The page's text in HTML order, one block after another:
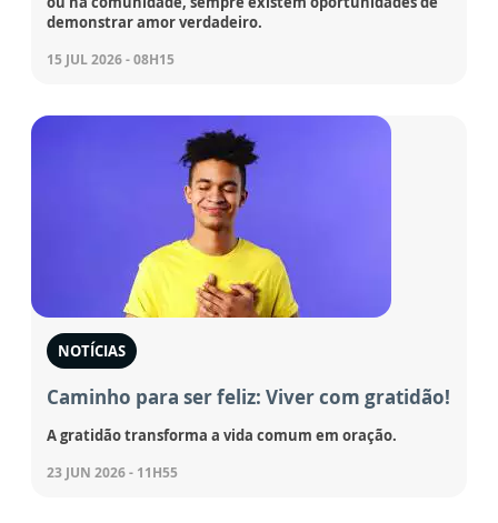
demonstrar amor verdadeiro.
15 JUL 2026 - 08H15
NOTÍCIAS
Caminho para ser feliz: Viver com gratidão!
A gratidão transforma a vida comum em oração.
23 JUN 2026 - 11H55